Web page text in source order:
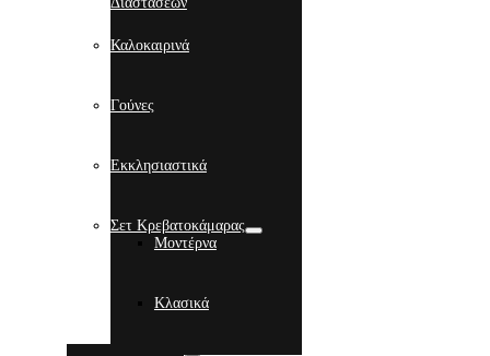
Καλοκαιρινά
Γούνες
Εκκλησιαστικά
Σετ Κρεβατοκάμαρας
Μοντέρνα
Κλασικά